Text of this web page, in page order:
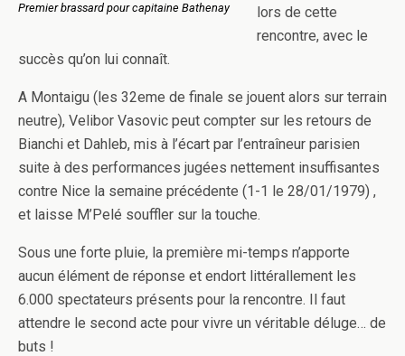
Premier brassard pour capitaine Bathenay
lors de cette
rencontre, avec le
succès qu’on lui connaît.
A Montaigu (les 32eme de finale se jouent alors sur terrain
neutre), Velibor Vasovic peut compter sur les retours de
Bianchi et Dahleb, mis à l’écart par l’entraîneur parisien
suite à des performances jugées nettement insuffisantes
contre Nice la semaine précédente (1-1 le 28/01/1979) ,
et laisse M’Pelé souffler sur la touche.
Sous une forte pluie, la première mi-temps n’apporte
aucun élément de réponse et endort littérallement les
6.000 spectateurs présents pour la rencontre. Il faut
attendre le second acte pour vivre un véritable déluge… de
buts !